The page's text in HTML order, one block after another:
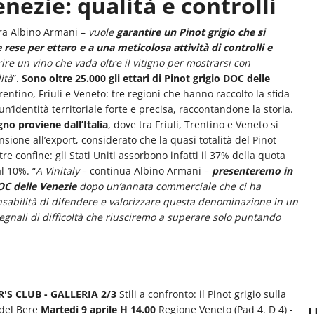
Albino Armani – vuole garantire un Pinot grigio che si
per ettaro e a una meticolosa attività di controlli e
un vino che vada oltre il vitigno per mostrarsi con
”. Sono oltre 25.000 gli ettari di Pinot grigio DOC delle
Friuli e Veneto: tre regioni che hanno raccolto la sfida
territoriale forte e precisa, raccontandone la storia.
proviene dall’Italia, dove tra Friuli, Trentino e Veneto si
all’export, considerato che la quasi totalità del Pinot
confine: gli Stati Uniti assorbono infatti il 37% della quota
10%. “A Vinitaly– continua Albino Armani – presenteremo in
delle Veneziedopo un’annata commerciale che ci ha
di difendere e valorizzare questa denominazione in un
di difficoltà che riusciremo a superare solo puntando
CLUB - GALLERIA 2/3 Stili a confronto: il Pinot grigio sulla
Bere Martedì 9 aprile H 14.00 Regione Veneto (Pad 4. D 4) -